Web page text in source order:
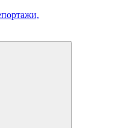
Новости политики,